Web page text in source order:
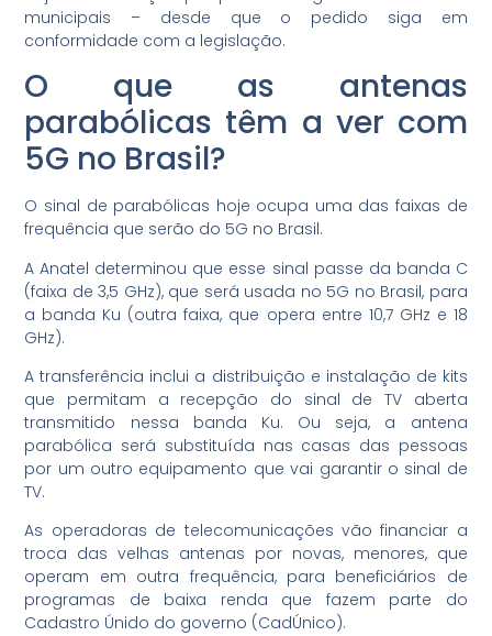
municipais – desde que o pedido siga em
conformidade com a legislação.
O que as antenas
parabólicas têm a ver com
5G no Brasil?
O sinal de parabólicas hoje ocupa uma das faixas de
frequência que serão do 5G no Brasil.
A Anatel determinou que esse sinal passe da banda C
(faixa de 3,5 GHz), que será usada no 5G no Brasil, para
a banda Ku (outra faixa, que opera entre 10,7 GHz e 18
GHz).
A transferência inclui a distribuição e instalação de kits
que permitam a recepção do sinal de TV aberta
transmitido nessa banda Ku. Ou seja, a antena
parabólica será substituída nas casas das pessoas
por um outro equipamento que vai garantir o sinal de
TV.
As operadoras de telecomunicações vão financiar a
troca das velhas antenas por novas, menores, que
operam em outra frequência, para beneficiários de
programas de baixa renda que fazem parte do
Cadastro Únido do governo (CadÚnico).